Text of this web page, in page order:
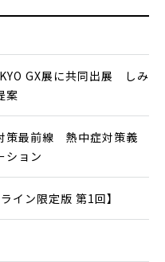
GX展に共同出展 しみ
案
策最前線 熱中症対策義
ション
イン限定版 第1回】